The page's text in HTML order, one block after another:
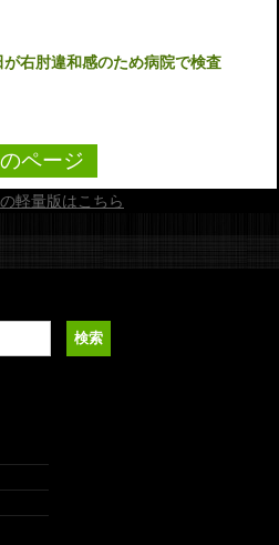
が右肘違和感のため病院で検査
ページ
軽量版はこちら